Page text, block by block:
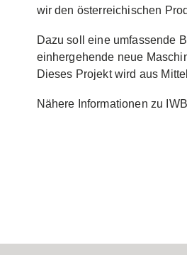
wir den österreichischen
Dazu soll eine umfassende
einhergehende neue
Dieses Projekt wird aus
Nähere Informationen zu